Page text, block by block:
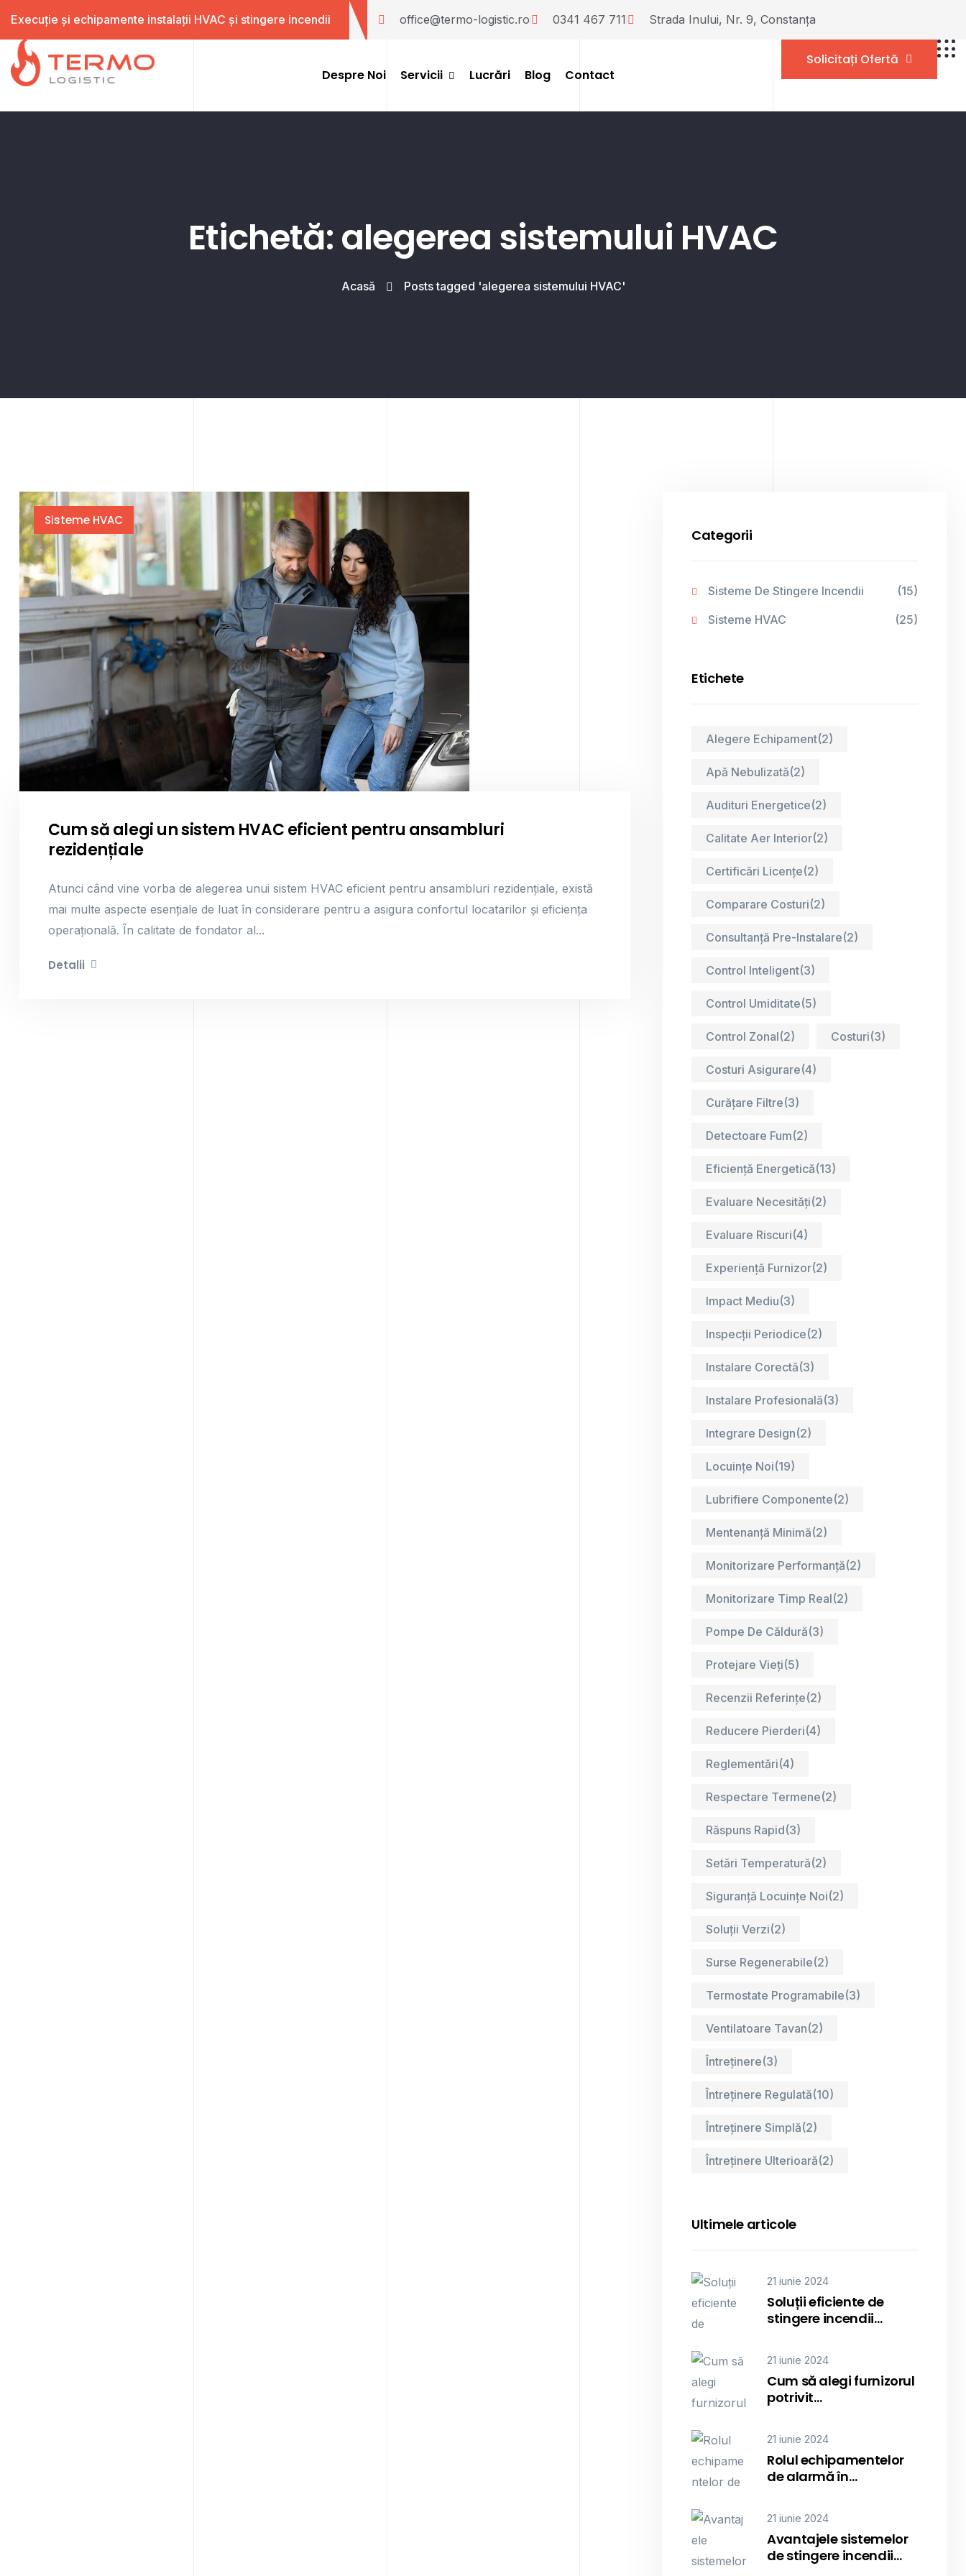
Execuție și echipamente instalații HVAC și stingere incendii office@termo-logistic.ro 0341 467 711 Strada Inului, Nr. 9, Constanța
Despre Noi Servicii Lucrări Blog Contact
Solicitați Ofertă
Etichetă: alegerea sistemului HVAC
Acasă Posts tagged 'alegerea sistemului HVAC'
Sisteme HVAC
Cum să alegi un sistem HVAC eficient pentru ansambluri
rezidențiale
Atunci când vine vorba de alegerea unui sistem HVAC eficient pentru ansambluri rezidențiale, există
mai multe aspecte esențiale de luat în considerare pentru a asigura confortul locatarilor și eficiența
operațională. În calitate de fondator al...
Detalii
Categorii
Sisteme De Stingere Incendii (15)
Sisteme HVAC (25)
Etichete
Alegere Echipament(2)
Apă Nebulizată(2)
Audituri Energetice(2)
Calitate Aer Interior(2)
Certificări Licențe(2)
Comparare Costuri(2)
Consultanță Pre-Instalare(2)
Control Inteligent(3)
Control Umiditate(5)
Control Zonal(2) Costuri(3)
Costuri Asigurare(4)
Curățare Filtre(3)
Detectoare Fum(2)
Eficiență Energetică(13)
Evaluare Necesități(2)
Evaluare Riscuri(4)
Experiență Furnizor(2)
Impact Mediu(3)
Inspecții Periodice(2)
Instalare Corectă(3)
Instalare Profesională(3)
Integrare Design(2)
Locuințe Noi(19)
Lubrifiere Componente(2)
Mentenanță Minimă(2)
Monitorizare Performanță(2)
Monitorizare Timp Real(2)
Pompe De Căldură(3)
Protejare Vieți(5)
Recenzii Referințe(2)
Reducere Pierderi(4)
Reglementări(4)
Respectare Termene(2)
Răspuns Rapid(3)
Setări Temperatură(2)
Siguranță Locuințe Noi(2)
Soluții Verzi(2)
Surse Regenerabile(2)
Termostate Programabile(3)
Ventilatoare Tavan(2)
Întreținere(3)
Întreținere Regulată(10)
Întreținere Simplă(2)
Întreținere Ulterioară(2)
Ultimele articole
21 iunie 2024
Soluții eficiente de
stingere incendii…
21 iunie 2024
Cum să alegi furnizorul
potrivit…
21 iunie 2024
Rolul echipamentelor
de alarmă în…
21 iunie 2024
Avantajele sistemelor
de stingere incendii…